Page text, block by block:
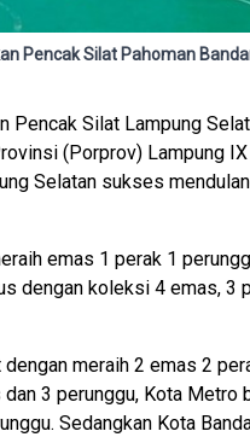
Pencak Silat Pahoman
Pencak Silat Lampung
(Porprov) Lampung
Selatan sukses
emas 1 perak 1
dengan koleksi 4 emas, 3
meraih 2 emas 2
3 perunggu, Kota Metro
Sedangkan Kota